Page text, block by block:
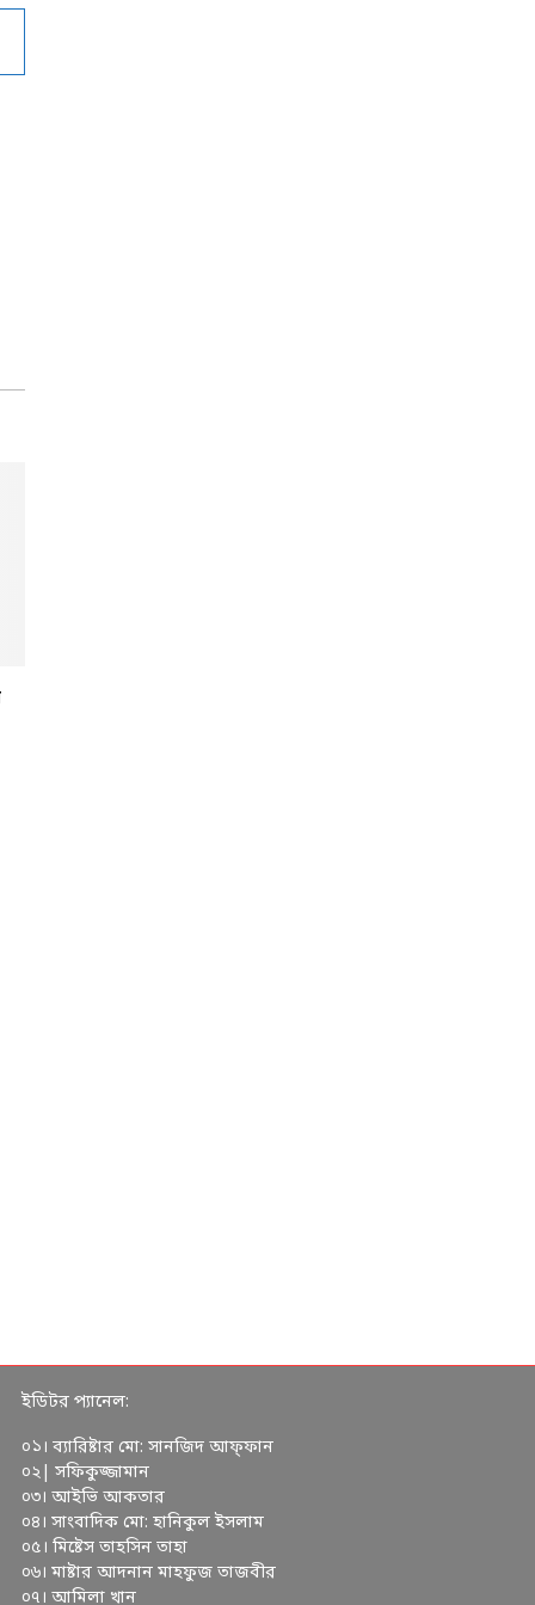
ইডিটর প্যানেল:
০১। ব্যারিষ্টার মো: সানজিদ আফ্ফান
০২| সফিকুজ্জামান
০৩। আইভি আকতার
০৪। সাংবাদিক মো: হানিকুল ইসলাম
০৫। মিষ্টেস তাহসিন তাহা
০৬। মাষ্টার আদনান মাহফুজ তাজবীর
০৭। আমিলা খান